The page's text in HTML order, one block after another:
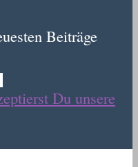
Beiträge
Du unsere